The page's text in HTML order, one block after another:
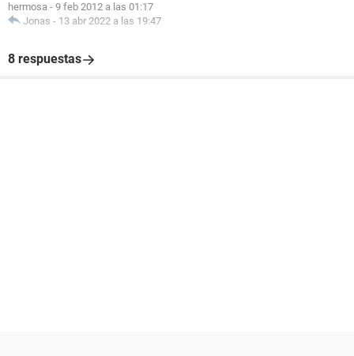
hermosa - 9 feb 2012 a las 01:17
Jonas - 13 abr 2022 a las 19:47
8 respuestas